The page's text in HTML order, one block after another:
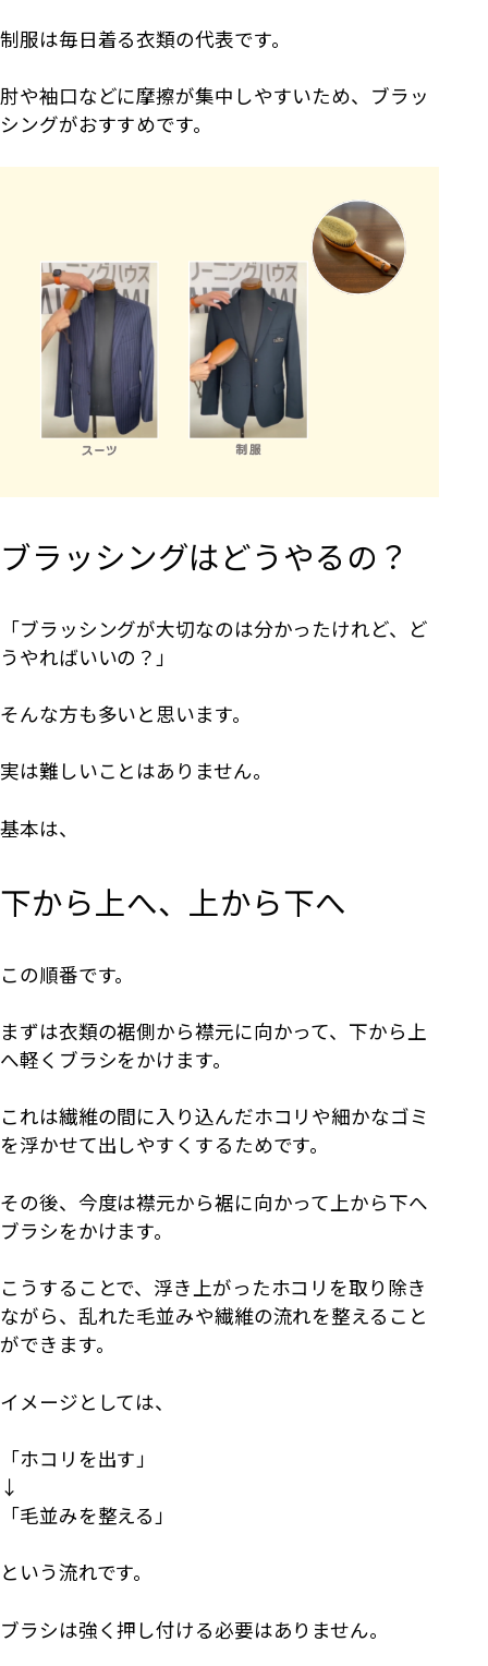
制服は毎日着る衣類の代表です。
肘や袖口などに摩擦が集中しやすいため、ブラッ
シングがおすすめです。
ブラッシングはどうやるの？
「ブラッシングが大切なのは分かったけれど、ど
うやればいいの？」
そんな方も多いと思います。
実は難しいことはありません。
基本は、
下から上へ、上から下へ
この順番です。
まずは衣類の裾側から襟元に向かって、下から上
へ軽くブラシをかけます。
これは繊維の間に入り込んだホコリや細かなゴミ
を浮かせて出しやすくするためです。
その後、今度は襟元から裾に向かって上から下へ
ブラシをかけます。
こうすることで、浮き上がったホコリを取り除き
ながら、乱れた毛並みや繊維の流れを整えること
ができます。
イメージとしては、
「ホコリを出す」
↓
「毛並みを整える」
という流れです。
ブラシは強く押し付ける必要はありません。